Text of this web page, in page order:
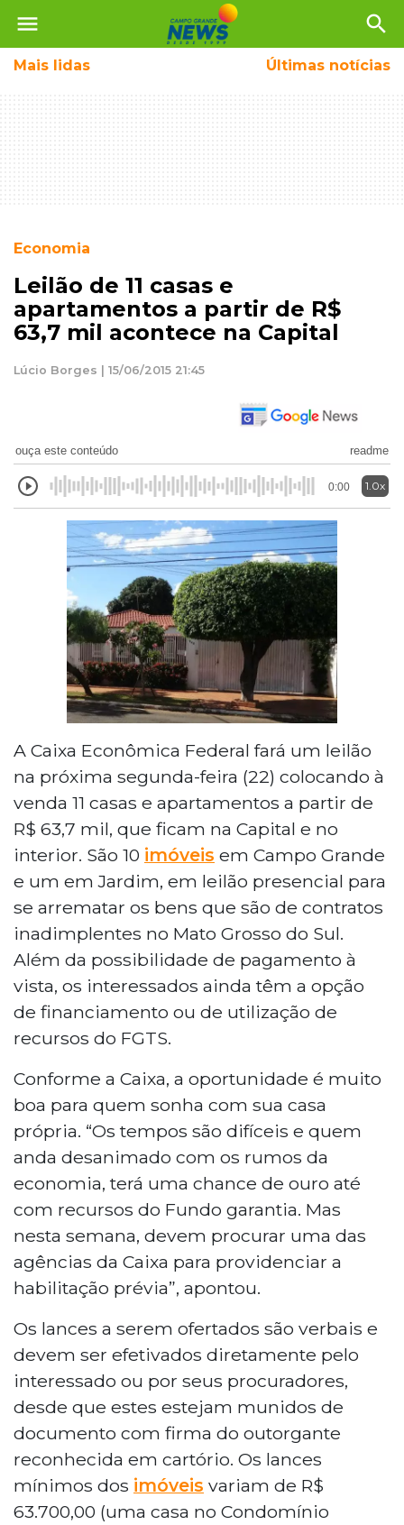
menu search
Mais lidas Últimas notícias
Economia
Leilão de 11 casas e
apartamentos a partir de R$
63,7 mil acontece na Capital
Lúcio Borges | 15/06/2015 21:45
ouça este conteúdo readme
0:00 1.0x
A Caixa Econômica Federal fará um leilão
na próxima segunda-feira (22) colocando à
venda 11 casas e apartamentos a partir de
R$ 63,7 mil, que ficam na Capital e no
interior. São 10 imóveis em Campo Grande
e um em Jardim, em leilão presencial para
se arrematar os bens que são de contratos
inadimplentes no Mato Grosso do Sul.
Além da possibilidade de pagamento à
vista, os interessados ainda têm a opção
de financiamento ou de utilização de
recursos do FGTS.
Conforme a Caixa, a oportunidade é muito
boa para quem sonha com sua casa
própria. “Os tempos são difíceis e quem
anda desanimado com os rumos da
economia, terá uma chance de ouro até
com recursos do Fundo garantia. Mas
nesta semana, devem procurar uma das
agências da Caixa para providenciar a
habilitação prévia”, apontou.
Os lances a serem ofertados são verbais e
devem ser efetivados diretamente pelo
interessado ou por seus procuradores,
desde que estes estejam munidos de
documento com firma do outorgante
reconhecida em cartório. Os lances
mínimos dos imóveis variam de R$
63.700,00 (uma casa no Condomínio